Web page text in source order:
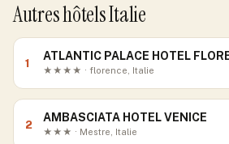
Autres hôtels Italie
1
ATLANTIC PALACE HOTEL
★★★★ · florence, Italie
2
AMBASCIATA HOTEL VENICE
★★★ · Mestre, Italie